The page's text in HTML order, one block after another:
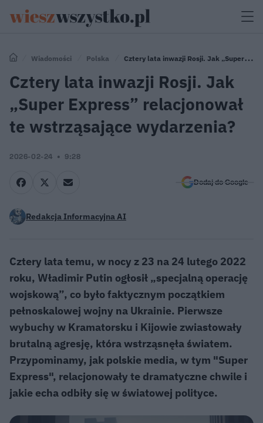
Wiadomości Polska
Cztery lata inwazji Rosji. Jak „Super
Express” relacjonował te wstrząsające wydarzenia?
Cztery lata inwazji Rosji. Jak
„Super Express” relacjonował
te wstrząsające wydarzenia?
2026-02-24 9:28
Dodaj do Google
Redakcja Informacyjna AI
Cztery lata temu, w nocy z 23 na 24 lutego 2022
roku, Władimir Putin ogłosił „specjalną operację
wojskową”, co było faktycznym początkiem
pełnoskalowej wojny na Ukrainie. Pierwsze
wybuchy w Kramatorsku i Kijowie zwiastowały
brutalną agresję, która wstrząsnęła światem.
Przypominamy, jak polskie media, w tym "Super
Express", relacjonowały te dramatyczne chwile i
jakie echa odbiły się w światowej polityce.